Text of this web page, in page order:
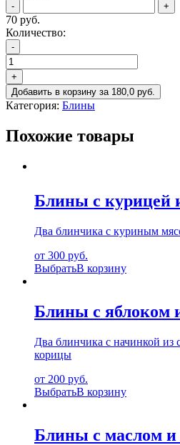
- +
70 руб.
Количество:
Количество
товара
Блины
с
клубникой
-
+
Добавить в корзину за 180,0 руб.
Категория: Блины
Похожие товары
Блины с курицей
Два блинчика с куриным
от 300 руб.
ВыбратьВ корзину
Блины с яблоком
Два блинчика с начинкой из
корицы
от 200 руб.
ВыбратьВ корзину
Блины с маслом и